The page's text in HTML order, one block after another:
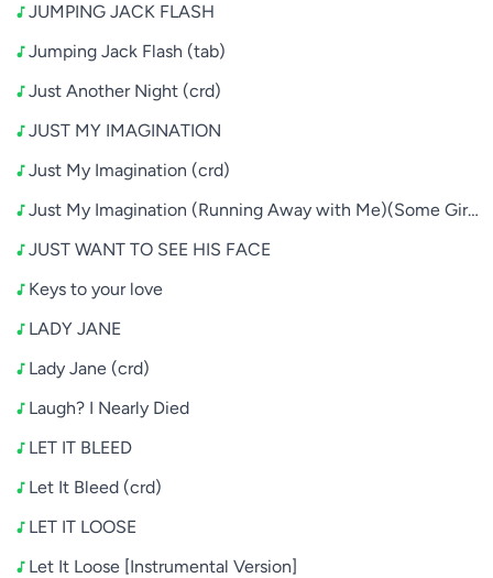
JUMPING JACK FLASH
Jumping Jack Flash (tab)
Just Another Night (crd)
JUST MY IMAGINATION
Just My Imagination (crd)
Just My Imagination (Running Away with Me)(Some
JUST WANT TO SEE HIS FACE
Keys to your love
LADY JANE
Lady Jane (crd)
Laugh? I Nearly Died
LET IT BLEED
Let It Bleed (crd)
LET IT LOOSE
Let It Loose [Instrumental Version]